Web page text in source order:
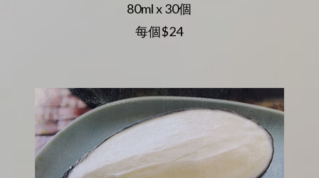
80ml x 30個
每個$24